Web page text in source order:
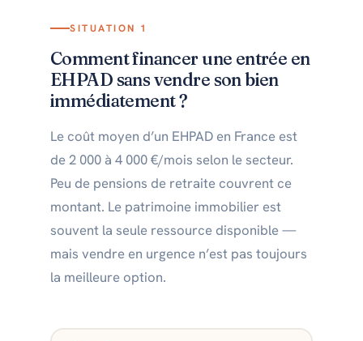
SITUATION 1
Comment financer une entrée en
EHPAD sans vendre son bien
immédiatement ?
Le coût moyen d’un EHPAD en France est
de 2 000 à 4 000 €/mois selon le secteur.
Peu de pensions de retraite couvrent ce
montant. Le patrimoine immobilier est
souvent la seule ressource disponible —
mais vendre en urgence n’est pas toujours
la meilleure option.